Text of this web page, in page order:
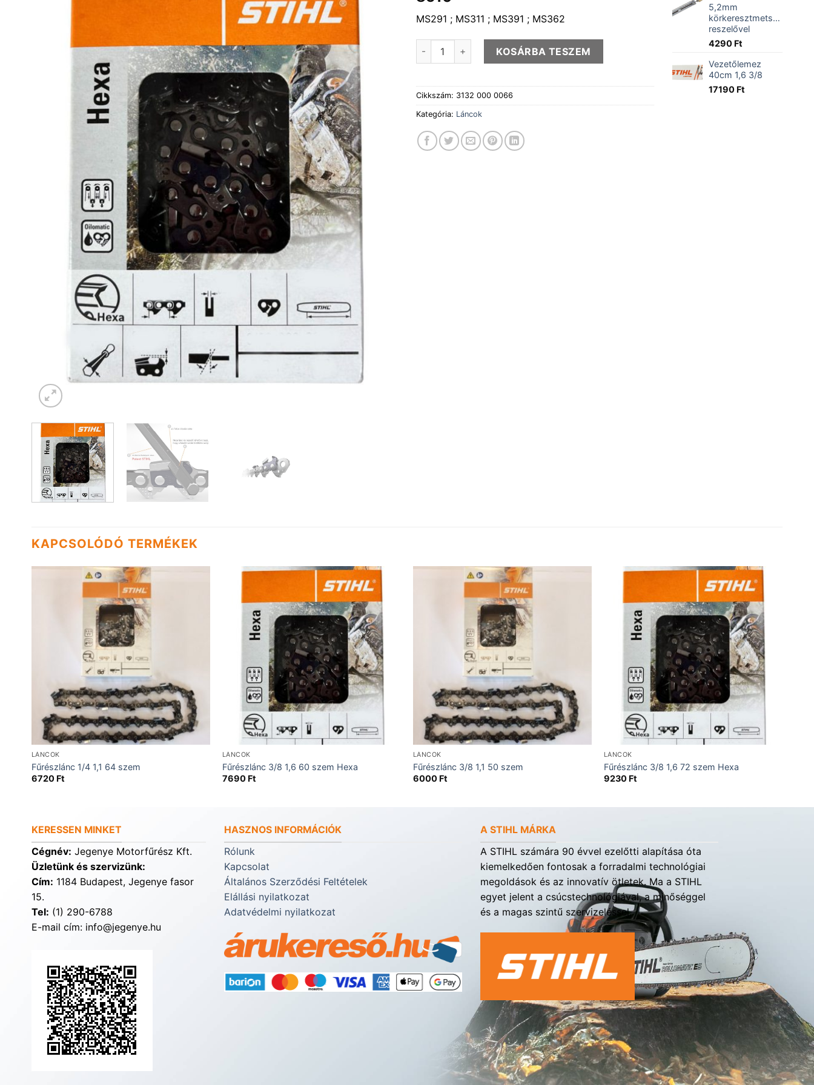
MS291 ; MS311 ; MS391 ; MS362
Fűrészlánc 3/8 1,6 66 szem Hexa mennyiség
KOSÁRBA TESZEM
Cikkszám: 3132 000 0066
Kategória: Láncok
5,2mm
körkeresztmetszetű
reszelővel
4290 Ft
Vezetőlemez
40cm 1,6 3/8
17190 Ft
KAPCSOLÓDÓ TERMÉKEK
LÁNCOK
Fűrészlánc 1/4 1,1 64 szem
6720 Ft
LÁNCOK
Fűrészlánc 3/8 1,6 60 szem Hexa
7690 Ft
LÁNCOK
Fűrészlánc 3/8 1,1 50 szem
6000 Ft
LÁNCOK
Fűrészlánc 3/8 1,6 72 szem Hexa
9230 Ft
KERESSEN MINKET
Cégnév: Jegenye Motorfűrész Kft.
Üzletünk és szervizünk:
Cím: 1184 Budapest, Jegenye fasor
15.
Tel: (1) 290-6788
E-mail cím: info@jegenye.hu
HASZNOS INFORMÁCIÓK
Rólunk
Kapcsolat
Általános Szerződési Feltételek
Elállási nyilatkozat
Adatvédelmi nyilatkozat
A STIHL MÁRKA
A STIHL számára 90 évvel ezelőtti alapítása óta
kiemelkedően fontosak a forradalmi technológiai
megoldások és az innovatív ötletek. Ma a STIHL
egyet jelent a csúcstechnológiával, a minőséggel
és a magas szintű szervizeléssel.